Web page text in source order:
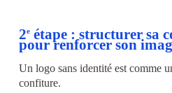
2eétape : structurer sa
pour renforcer son
Un logo sans identité est comme
confiture.